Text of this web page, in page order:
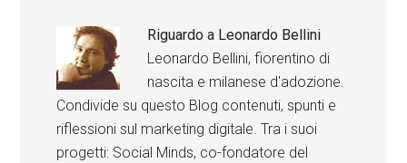
Riguardo a Leonardo Bellini
Leonardo Bellini, fiorentino di
nascita e milanese d'adozione.
Condivide su questo Blog contenuti, spunti e
riflessioni sul marketing digitale. Tra i suoi
progetti: Social Minds, co-fondatore del